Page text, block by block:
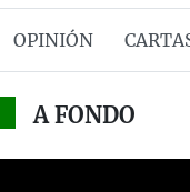
OPINIÓN
A FONDO